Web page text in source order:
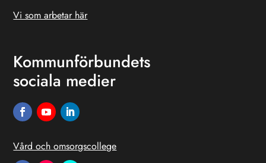
Vi som arbetar här
Kommunförbundets
sociala medier
Vård och omsorgscollege